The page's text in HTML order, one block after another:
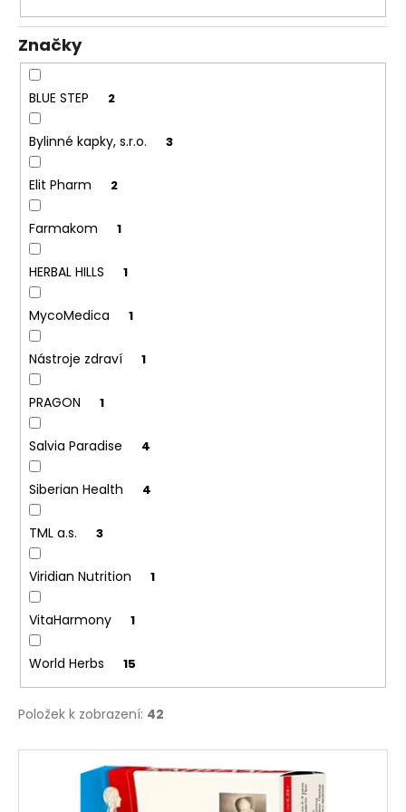
k
t
ů
Značky
BLUE STEP 2
Bylinné kapky, s.r.o. 3
Elit Pharm 2
Farmakom 1
HERBAL HILLS 1
MycoMedica 1
Nástroje zdraví 1
PRAGON 1
Salvia Paradise 4
Siberian Health 4
TML a.s. 3
Viridian Nutrition 1
VitaHarmony 1
World Herbs 15
Položek k zobrazení: 42
V
a
j
í
?
D
o
p
o
u
u
m